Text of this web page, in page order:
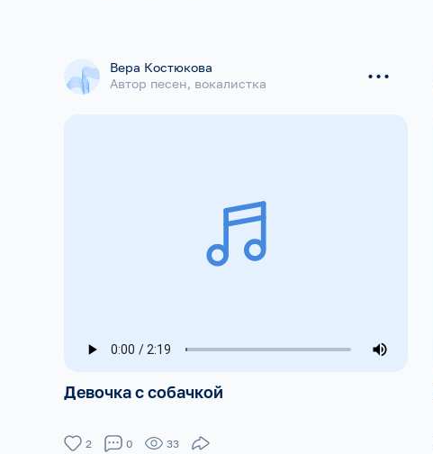
Вера Костюкова
Автор песен, вокалистка
...
Девочка с собачкой
2 0 33